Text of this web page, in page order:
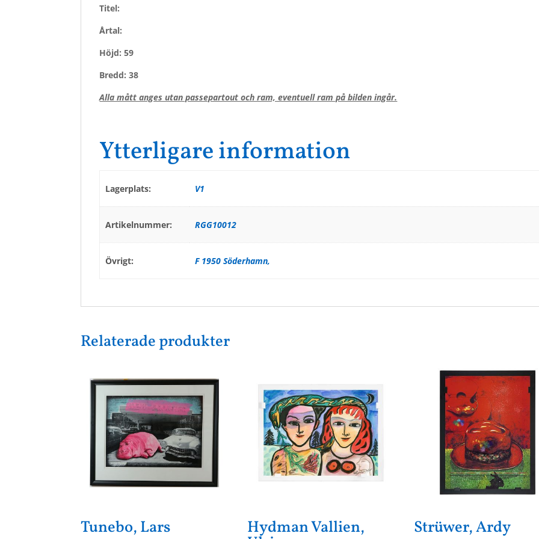
Titel:
Årtal:
Höjd: 59
Bredd: 38
Alla mått anges utan passepartout och ram, eventuell ram på bilden ingår.
Ytterligare information
Lagerplats: V1
Artikelnummer: RGG10012
Övrigt: F 1950 Söderhamn,
Relaterade produkter
Tunebo, Lars Hydman Vallien, Strüwer, Ardy